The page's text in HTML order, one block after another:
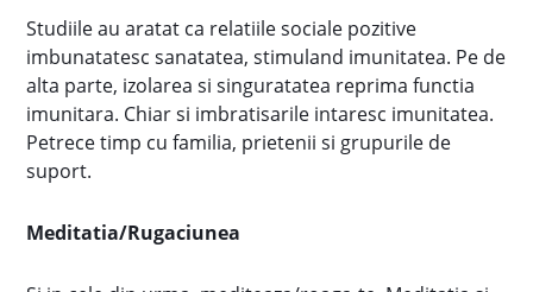
Studiile au aratat ca relatiile sociale pozitive
imbunatatesc sanatatea, stimuland imunitatea. Pe de
alta parte, izolarea si singuratatea reprima functia
imunitara. Chiar si imbratisarile intaresc imunitatea.
Petrece timp cu familia, prietenii si grupurile de
suport.
Meditatia/Rugaciunea